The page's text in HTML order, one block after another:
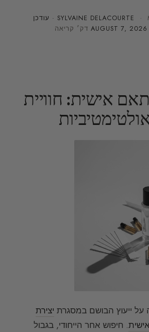
SYLVAINE DELACOURTE ·
· עודכן
AUGUST 7, 2026
אישית: חוויית
יצירת
. חיפוש אחר הייחודי, בגבול